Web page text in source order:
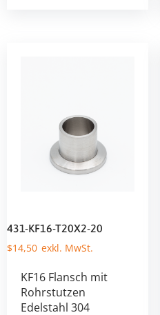
431-KF16-T20X2-20
$14,50
KF16 Flansch mit
Rohrstutzen
Edelstahl 304